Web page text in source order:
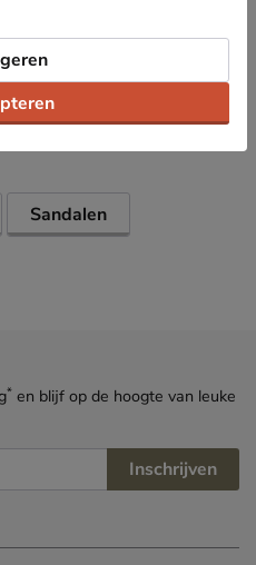
Sandalen
* en blijf op de hoogte van leuke
Inschrijven